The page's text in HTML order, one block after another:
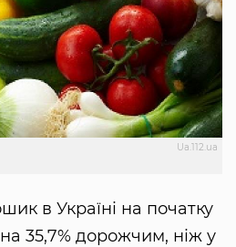
Ua.112.ua
в Україні на початку
35,7% дорожчим, ніж у